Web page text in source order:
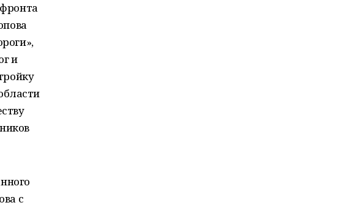
и
с